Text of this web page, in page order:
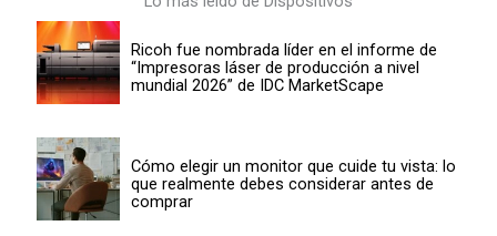
Ricoh fue nombrada líder en el informe de
“Impresoras láser de producción a nivel
mundial 2026” de IDC MarketScape
Cómo elegir un monitor que cuide tu vista: lo
que realmente debes considerar antes de
comprar